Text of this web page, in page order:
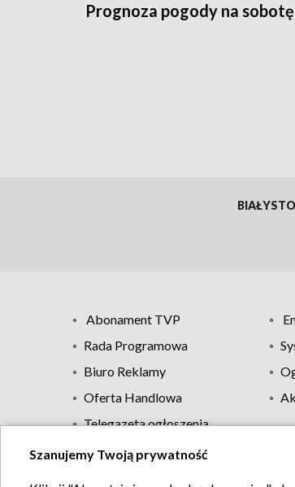
Prognoza pogody na sobotę
Abonament TVP
Rada Programowa
Biuro Reklamy
Oferta Handlowa
Telegazeta ogłoszenia
Szanujemy Twoją prywatność